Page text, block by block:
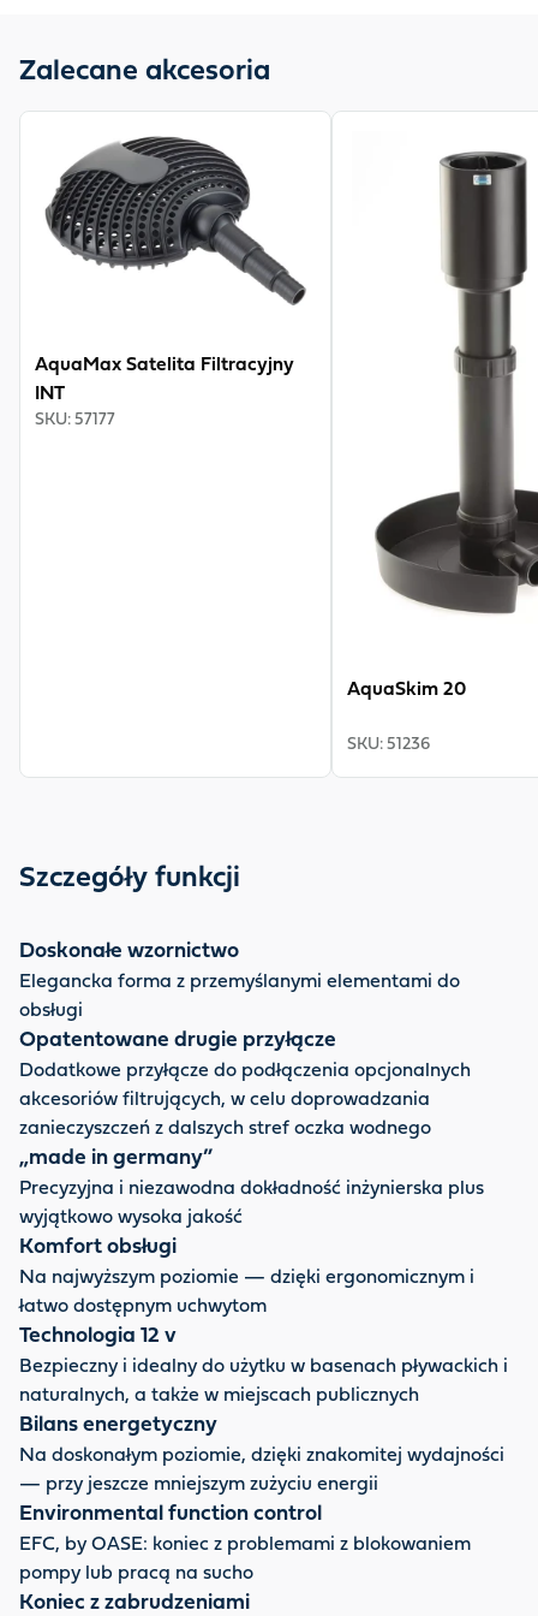
Zalecane akcesoria
AquaMax Satelita Filtracyjny
INT
SKU: 57177
AquaSkim 20
SKU: 51236
Szczegóły funkcji
Doskonałe wzornictwo
Elegancka forma z przemyślanymi elementami do
obsługi
Opatentowane drugie przyłącze
Dodatkowe przyłącze do podłączenia opcjonalnych
akcesoriów filtrujących, w celu doprowadzania
zanieczyszczeń z dalszych stref oczka wodnego
„made in germany”
Precyzyjna i niezawodna dokładność inżynierska plus
wyjątkowo wysoka jakość
Komfort obsługi
Na najwyższym poziomie — dzięki ergonomicznym i
łatwo dostępnym uchwytom
Technologia 12 v
Bezpieczny i idealny do użytku w basenach pływackich i
naturalnych, a także w miejscach publicznych
Bilans energetyczny
Na doskonałym poziomie, dzięki znakomitej wydajności
— przy jeszcze mniejszym zużyciu energii
Environmental function control
EFC, by OASE: koniec z problemami z blokowaniem
pompy lub pracą na sucho
Koniec z zabrudzeniami